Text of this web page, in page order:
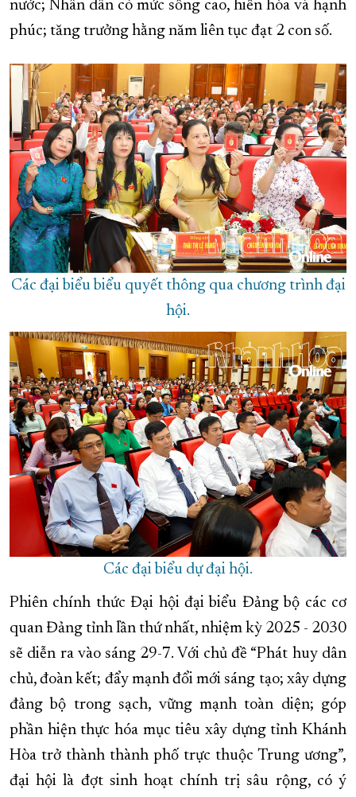
nước; Nhân dân có mức sống cao, hiền hòa và hạnh
phúc; tăng trưởng hằng năm liên tục đạt 2 con số.
Các đại biểu biểu quyết thông qua chương trình đại
hội.
Các đại biểu dự đại hội.
Phiên chính thức Đại hội đại biểu Đảng bộ các cơ
quan Đảng tỉnh lần thứ nhất, nhiệm kỳ 2025 - 2030
sẽ diễn ra vào sáng 29-7. Với chủ đề “Phát huy dân
chủ, đoàn kết; đẩy mạnh đổi mới sáng tạo; xây dựng
đảng bộ trong sạch, vững mạnh toàn diện; góp
phần hiện thực hóa mục tiêu xây dựng tỉnh Khánh
Hòa trở thành thành phố trực thuộc Trung ương”,
đại hội là đợt sinh hoạt chính trị sâu rộng, có ý